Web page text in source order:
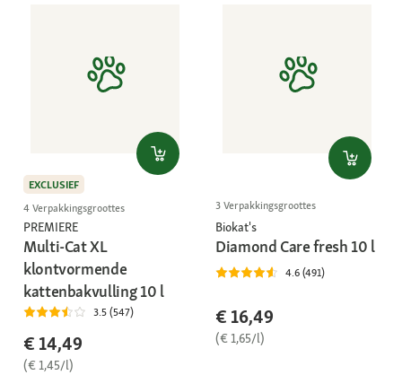
EXCLUSIEF
4 Verpakkingsgroottes
PREMIERE
Multi-Cat XL
klontvormende
kattenbakvulling 10 l
3.5 (547)
€ 14,49
(€ 1,45/l)
3 Verpakkingsgroottes
Biokat's
Diamond Care fresh 10 l
4.6 (491)
€ 16,49
(€ 1,65/l)